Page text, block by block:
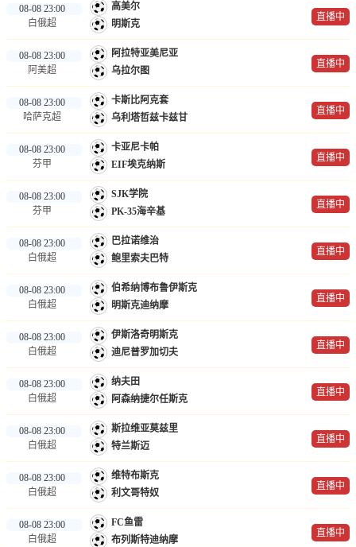
08-08 23:00
白俄超
高美尔
明斯克
直播中
08-08 23:00
阿美超
阿拉特亚美尼亚
乌拉尔图
直播中
08-08 23:00
哈萨克超
卡斯比阿克套
乌利塔哲兹卡兹甘
直播中
08-08 23:00
芬甲
卡亚尼卡帕
EIF埃克纳斯
直播中
08-08 23:00
芬甲
SJK学院
PK-35海辛基
直播中
08-08 23:00
白俄超
巴拉诺维治
鲍里索夫巴特
直播中
08-08 23:00
白俄超
伯希纳博布鲁伊斯克
明斯克迪纳摩
直播中
08-08 23:00
白俄超
伊斯洛奇明斯克
迪尼普罗加切夫
直播中
08-08 23:00
白俄超
纳夫田
阿森纳捷尔任斯克
直播中
08-08 23:00
白俄超
斯拉维亚莫兹里
特兰斯迈
直播中
08-08 23:00
白俄超
维特布斯克
利文哥特奴
直播中
08-08 23:00
白俄超
FC鱼雷
布列斯特迪纳摩
直播中